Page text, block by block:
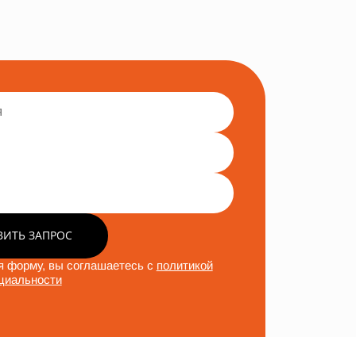
ЗАПРОС
форму, вы соглашаетесь с политикой